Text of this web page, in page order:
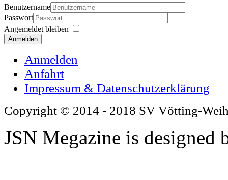
Benutzername
Passwort
Angemeldet bleiben
Anmelden
Anmelden
Anfahrt
Impressum & Datenschutzerklärung
Copyright © 2014 - 2018 SV Vötting-
JSN Megazine is designed